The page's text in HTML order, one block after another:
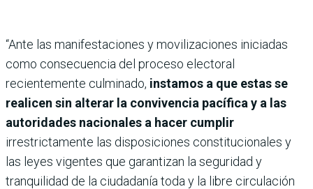
“Ante las manifestaciones y movilizaciones iniciadas
como consecuencia del proceso electoral
recientemente culminado, instamos a que estas se
realicen sin alterar la convivencia pacífica y a las
autoridades nacionales a hacer cumplir
irrestrictamente las disposiciones constitucionales y
las leyes vigentes que garantizan la seguridad y
tranquilidad de la ciudadanía toda y la libre circulación